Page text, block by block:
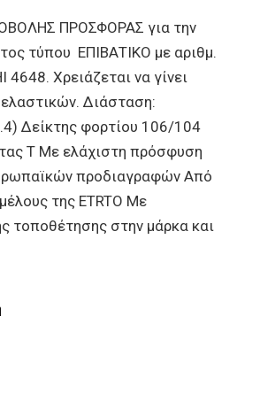
ΠΡΟΣΦΟΡΑΣ για την
τύπου ΕΠΙΒΑΤΙΚΟ με αριθμ.
4648. Χρειάζεται να γίνει
Διάσταση:
Δείκτης φορτίου 106/104
T Με ελάχιστη πρόσφυση
προδιαγραφών Από
της ETRTO Με
τοποθέτησης στην μάρκα και
ΠΡΟΣΚΛΗΣΗ ΥΠΟΒΟΛΗΣ